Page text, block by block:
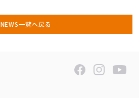
NEWS一覧へ戻る